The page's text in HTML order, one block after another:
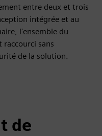
entre deux et trois
intégrée et au
l'ensemble du
raccourci sans
de la solution.
de